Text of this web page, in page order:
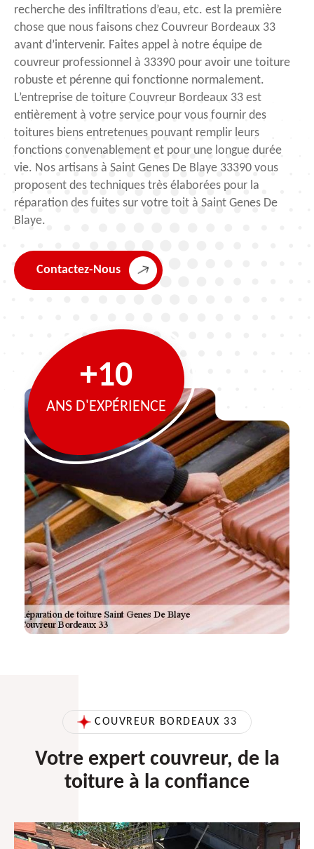
recherche des infiltrations d’eau, etc. est la première
chose que nous faisons chez Couvreur Bordeaux 33
avant d’intervenir. Faites appel à notre équipe de
couvreur professionnel à 33390 pour avoir une toiture
robuste et pérenne qui fonctionne normalement.
L’entreprise de toiture Couvreur Bordeaux 33 est
entièrement à votre service pour vous fournir des
toitures biens entretenues pouvant remplir leurs
fonctions convenablement et pour une longue durée
vie. Nos artisans à Saint Genes De Blaye 33390 vous
proposent des techniques très élaborées pour la
réparation des fuites sur votre toit à Saint Genes De
Blaye.
Contactez-Nous
+10
ANS D'EXPÉRIENCE
COUVREUR BORDEAUX 33
Votre expert couvreur, de la
toiture à la confiance